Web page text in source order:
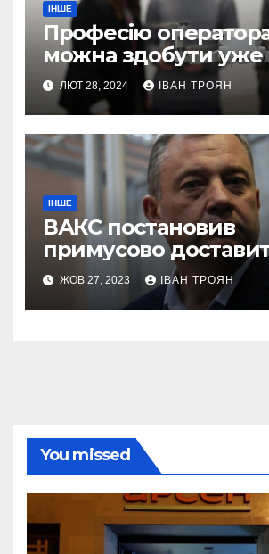
ІНШЕ
Професію
можна здобути уже
профтехах
ЛЮТ 28, 2024 ІВАН ТРОЯН
ІНШЕ
ВАКС постановив
примусово
Дубневича до суду
ЖОВ 27, 2023 ІВАН ТРОЯН
You missed